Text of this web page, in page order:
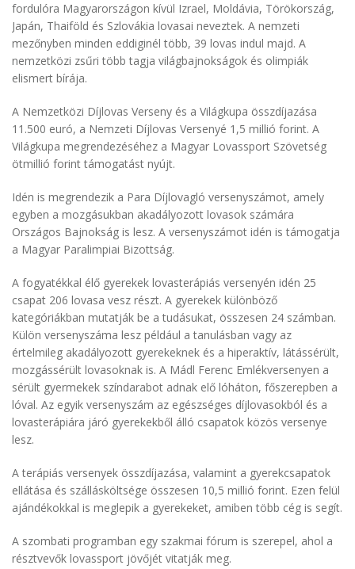
fordulóra Magyarországon kívül Izrael, Moldávia, Törökország,
Japán, Thaiföld és Szlovákia lovasai neveztek. A nemzeti
mezőnyben minden eddiginél több, 39 lovas indul majd. A
nemzetközi zsűri több tagja világbajnokságok és olimpiák
elismert bírája.
A Nemzetközi Díjlovas Verseny és a Világkupa összdíjazása
11.500 euró, a Nemzeti Díjlovas Versenyé 1,5 millió forint. A
Világkupa megrendezéséhez a Magyar Lovassport Szövetség
ötmillió forint támogatást nyújt.
Idén is megrendezik a Para Díjlovagló versenyszámot, amely
egyben a mozgásukban akadályozott lovasok számára
Országos Bajnokság is lesz. A versenyszámot idén is támogatja
a Magyar Paralimpiai Bizottság.
A fogyatékkal élő gyerekek lovasterápiás versenyén idén 25
csapat 206 lovasa vesz részt. A gyerekek különböző
kategóriákban mutatják be a tudásukat, összesen 24 számban.
Külön versenyszáma lesz például a tanulásban vagy az
értelmileg akadályozott gyerekeknek és a hiperaktív, látássérült,
mozgássérült lovasoknak is. A Mádl Ferenc Emlékversenyen a
sérült gyermekek színdarabot adnak elő lóháton, főszerepben a
lóval. Az egyik versenyszám az egészséges díjlovasokból és a
lovasterápiára járó gyerekekből álló csapatok közös versenye
lesz.
A terápiás versenyek összdíjazása, valamint a gyerekcsapatok
ellátása és szállásköltsége összesen 10,5 millió forint. Ezen felül
ajándékokkal is meglepik a gyerekeket, amiben több cég is segít.
A szombati programban egy szakmai fórum is szerepel, ahol a
résztvevők lovassport jövőjét vitatják meg.